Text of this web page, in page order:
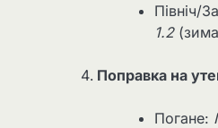
Північ/
1.2(зима
Поправка на
Погане: